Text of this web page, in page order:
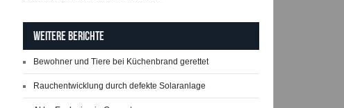
Weitere Berichte
Bewohner und Tiere bei Küchenbrand gerettet
Rauchentwicklung durch defekte Solaranlage